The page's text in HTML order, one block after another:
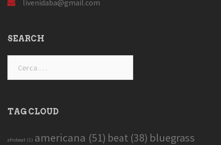
livenidaba@gmail.com
SEARCH
TAG CLOUD
afrobeat (1) americana (51) beat (38) bluegrass